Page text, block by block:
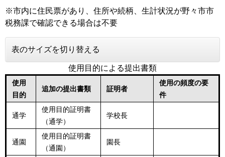
※市内に住民票があり、住所や続柄、生計状況が野々市市
税務課で確認できる場合は不要
表のサイズを切り替える
使用目的による提出書類
使用
目的
追加の提出書類 証明者
使用の頻度の要
件
通学
使用目的証明書
（通学）
学校長
通園
使用目的証明書
（通園）
園長